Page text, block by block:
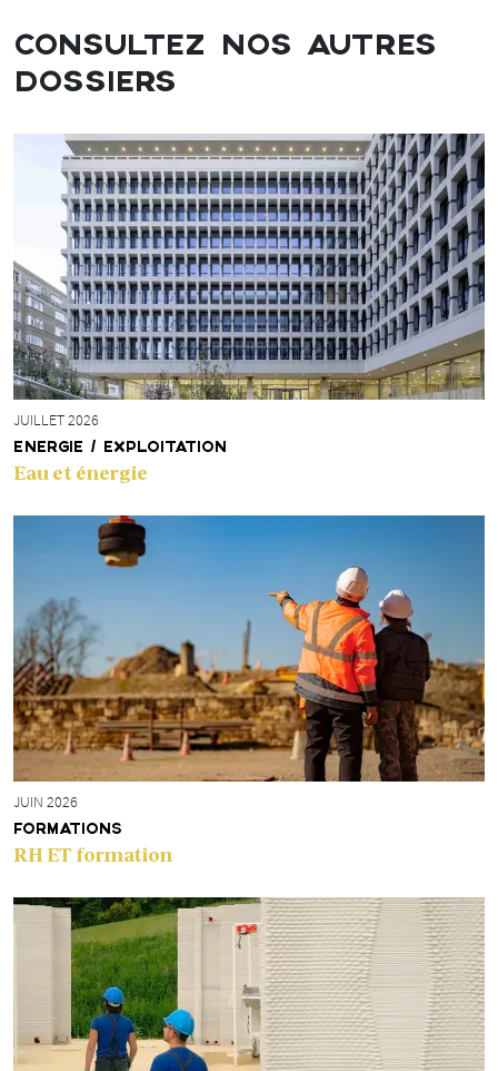
CONSULTEZ NOS AUTRES
DOSSIERS
JUILLET 2026
ENERGIE / EXPLOITATION
Eau et énergie
JUIN 2026
FORMATIONS
RH ET formation